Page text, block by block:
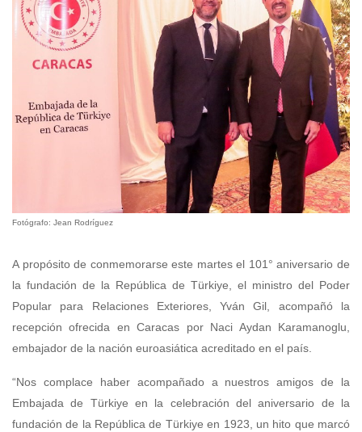
Fotógrafo: Jean Rodríguez
A propósito de conmemorarse este martes el 101° aniversario de
la fundación de la República de Türkiye, el ministro del Poder
Popular para Relaciones Exteriores, Yván Gil, acompañó la
recepción ofrecida en Caracas por Naci Aydan Karamanoglu,
embajador de la nación euroasiática acreditado en el país.
“Nos complace haber acompañado a nuestros amigos de la
Embajada de Türkiye en la celebración del aniversario de la
fundación de la República de Türkiye en 1923, un hito que marcó